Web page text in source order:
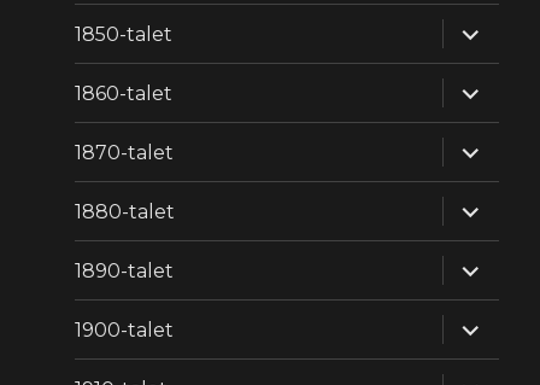
1850-talet
1860-talet
1870-talet
1880-talet
1890-talet
1900-talet